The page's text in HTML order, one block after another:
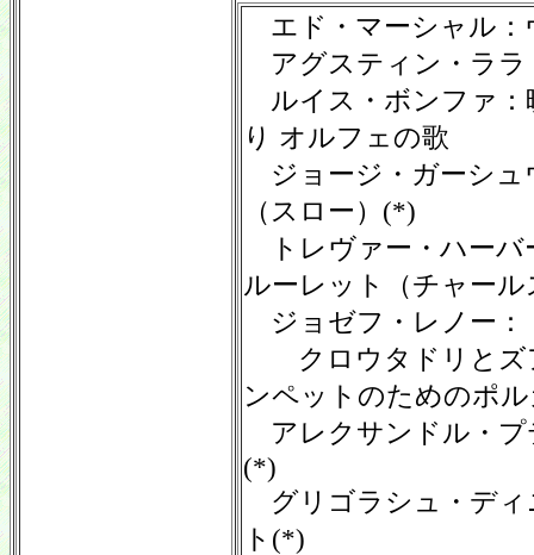
エド・マーシャル：
アグスティン・ララ
ルイス・ボンファ：
り オルフェの歌
ジョージ・ガーシュ
（スロー）(*)
トレヴァー・ハーバ
ルーレット（チャー
ジョゼフ・レノー：
クロウタドリとズ
ンペットのためのポ
アレクサンドル・プ
(*)
グリゴラシュ・ディ
ト(*)